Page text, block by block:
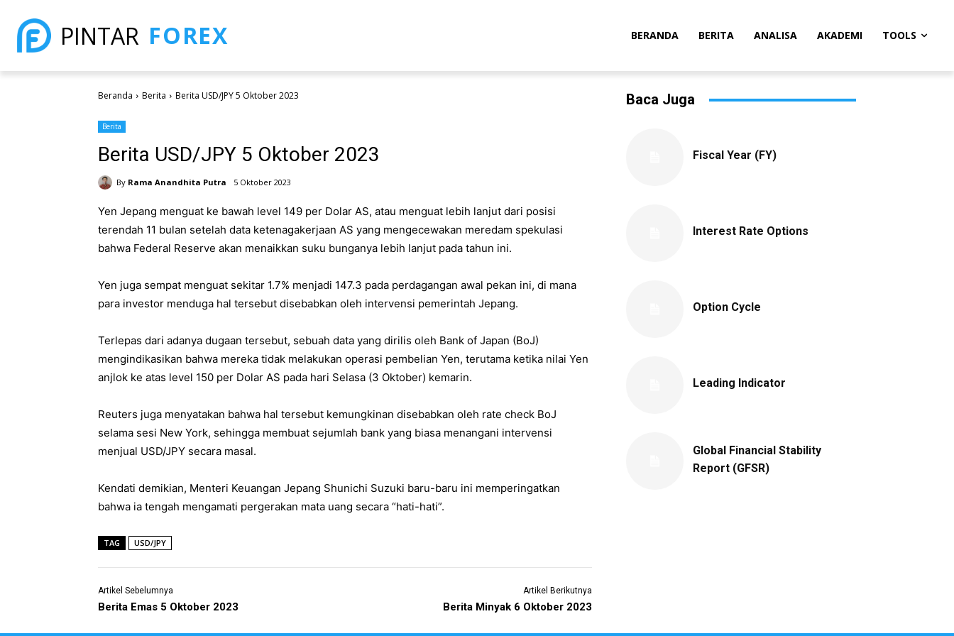
PINTAR FOREX BERANDA BERITA ANALISA AKADEMI TOOLS
Beranda Berita Berita USD/JPY 5 Oktober 2023
Berita
Berita USD/JPY 5 Oktober 2023
By Rama Anandhita Putra 5 Oktober 2023
Yen Jepang menguat ke bawah level 149 per Dolar AS, atau menguat lebih lanjut dari posisi
terendah 11 bulan setelah data ketenagakerjaan AS yang mengecewakan meredam spekulasi
bahwa Federal Reserve akan menaikkan suku bunganya lebih lanjut pada tahun ini.
Yen juga sempat menguat sekitar 1.7% menjadi 147.3 pada perdagangan awal pekan ini, di mana
para investor menduga hal tersebut disebabkan oleh intervensi pemerintah Jepang.
Terlepas dari adanya dugaan tersebut, sebuah data yang dirilis oleh Bank of Japan (BoJ)
mengindikasikan bahwa mereka tidak melakukan operasi pembelian Yen, terutama ketika nilai Yen
anjlok ke atas level 150 per Dolar AS pada hari Selasa (3 Oktober) kemarin.
Reuters juga menyatakan bahwa hal tersebut kemungkinan disebabkan oleh rate check BoJ
selama sesi New York, sehingga membuat sejumlah bank yang biasa menangani intervensi
menjual USD/JPY secara masal.
Kendati demikian, Menteri Keuangan Jepang Shunichi Suzuki baru-baru ini memperingatkan
bahwa ia tengah mengamati pergerakan mata uang secara “hati-hati”.
TAG USD/JPY
Artikel Sebelumnya
Berita Emas 5 Oktober 2023
Artikel Berikutnya
Berita Minyak 6 Oktober 2023
Baca Juga
Fiscal Year (FY)
Interest Rate Options
Option Cycle
Leading Indicator
Global Financial Stability
Report (GFSR)